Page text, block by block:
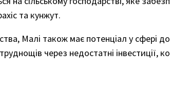
та кунжут.
Малі також має потенціал у
через недостатні інвестиції,